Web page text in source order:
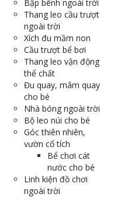
Bập bênh ngoài trời
Thang leo cầu trượt
ngoài trời
Xích đu mầm non
Cầu trượt bể bơi
Thang leo vận động
thể chất
Đu quay, mâm quay
cho bé
Nhà bóng ngoài trời
Bộ leo núi cho bé
Góc thiên nhiên,
vườn cổ tích
Bể chơi cát
nước cho bé
Linh kiện đồ chơi
ngoài trời